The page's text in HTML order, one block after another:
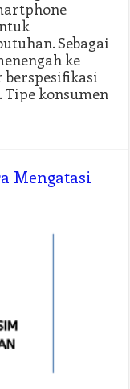
Sebagai
ke
berspesifikasi
Tipe konsumen
Mengatasi